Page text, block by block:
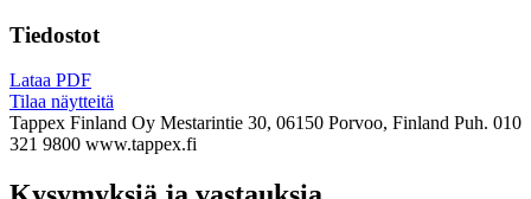
Tiedostot
Lataa PDF
Tilaa näytteitä
Tappex Finland Oy Mestarintie 30, 06150 Porvoo, Finland Puh. 010
321 9800 www.tappex.fi